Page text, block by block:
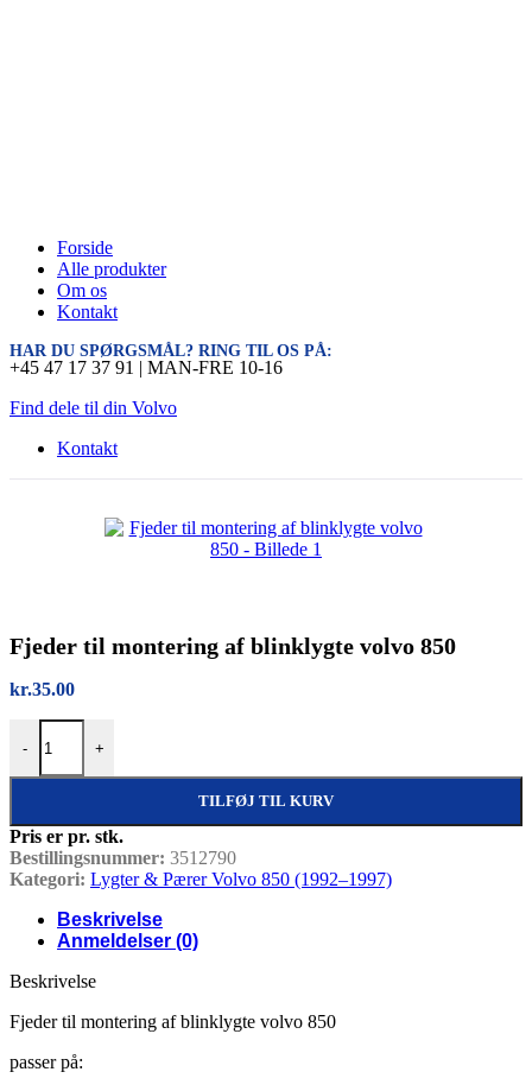
Forside
Alle produkter
Om os
Kontakt
HAR DU SPØRGSMÅL? RING TIL OS PÅ:
+45 47 17 37 91 | MAN-FRE 10-16
Find dele til din Volvo
Kontakt
Fjeder til montering af blinklygte volvo 850
kr.35.00
-
Fjeder til montering af blinklygte volvo 850 antal
+
TILFØJ TIL KURV
Pris er pr. stk.
Bestillingsnummer: 3512790
Kategori: Lygter & Pærer Volvo 850 (1992–1997)
Beskrivelse
Anmeldelser (0)
Beskrivelse
Fjeder til montering af blinklygte volvo 850
passer på: